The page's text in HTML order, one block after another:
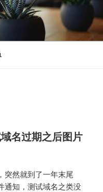
名过期之后图片
突然就到了一年末尾
知，测试域名之类没